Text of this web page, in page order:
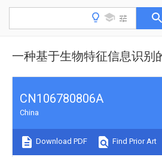
一种基于生物特征信息识别
CN106780806A
China
Download PDF Find Prior Art